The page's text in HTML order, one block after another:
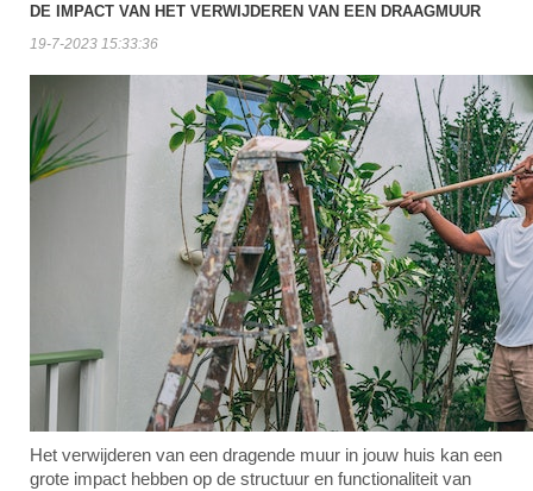
DE IMPACT VAN HET VERWIJDEREN VAN EEN DRAAGMUUR
19-7-2023 15:33:36
Het verwijderen van een dragende muur in jouw huis kan een
grote impact hebben op de structuur en functionaliteit van